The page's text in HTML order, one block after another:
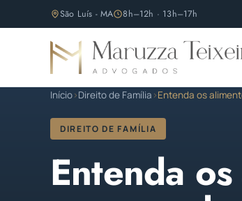
São Luís - MA 8h–12h · 13h–17h
Início›Direito de Família ›Entenda os
DIREITO DE FAMÍLIA
Entenda